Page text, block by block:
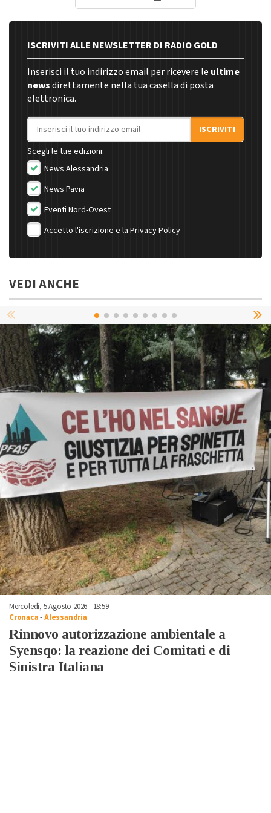
ISCRIVITI ALLE NEWSLETTER DI RADIO GOLD
Inserisci il tuo indirizzo email per ricevere le ultime
newsdirettamente nella tua casella di posta
elettronica.
Indirizzo email
ISCRIVITI
Scegli le tue edizioni:
News Alessandria
News Pavia
Eventi Nord-Ovest
Accetto l'iscrizione e la Privacy Policy
VEDI ANCHE
Mercoledì, 5 Agosto 2026 - 18:59
Cronaca-Alessandria
Rinnovo autorizzazione ambientale a
Syensqo: la reazione dei Comitati e di
Sinistra Italiana